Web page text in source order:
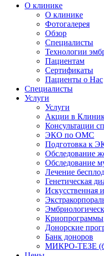
О клинике
О клинике
Фотогалерея
Обзор
Специалисты
Технологии
Пациентам
Сертификаты
Пациенты о Нас
Специалисты
Услуги
Услуги
Акции в
Консультации
ЭКО по ОМС
Подготовка к
Обследование
Обследование
Лечение
Генетическая
Искусственная
Криопрограммы
Донорские
Банк доноров
МИКРО-ТЕЗЕ